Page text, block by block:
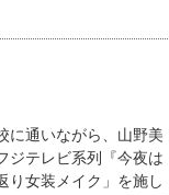
に通いながら、山野美
ジテレビ系列『今夜は
り女装メイク」を施し